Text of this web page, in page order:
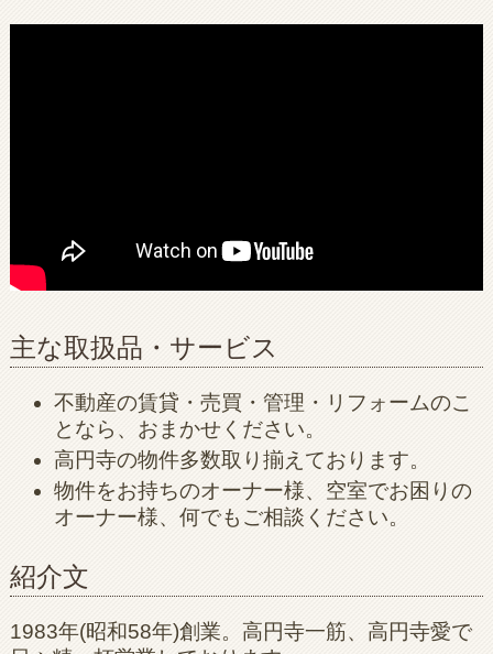
主な取扱品・サービス
不動産の賃貸・売買・管理・リフォームのこ
となら、おまかせください。
高円寺の物件多数取り揃えております。
物件をお持ちのオーナー様、空室でお困りの
オーナー様、何でもご相談ください。
紹介文
1983年(昭和58年)創業。高円寺一筋、高円寺愛で